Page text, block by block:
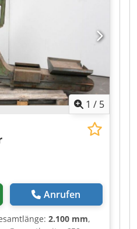
wir Ihnen
1 / 5
Anrufen
2.100 mm,